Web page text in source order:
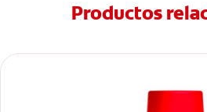
Productos